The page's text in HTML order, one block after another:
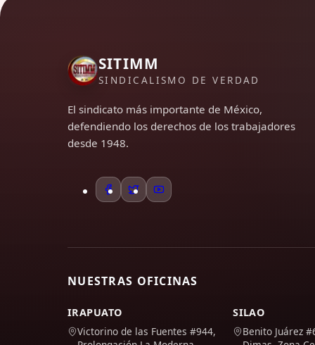
SITIMM
SINDICALISMO DE VERDAD
El sindicato más importante de México,
defendiendo los derechos de los trabajadores
desde 1948.
NUESTRAS OFICINAS
IRAPUATO
Victorino de las Fuentes #944,
SILAO
Benito Juárez